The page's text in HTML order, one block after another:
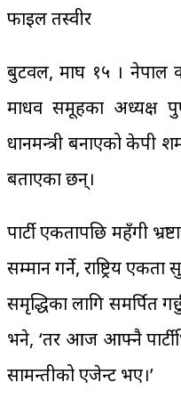
फाइल तस्वीर
बुटवल, माघ १५ । नेपाल
माधव समूहका अध्यक्ष
प्रधानमन्त्री बनाएको
बताएका छन्।
पार्टी एकतापछि महँगी
सम्मान गर्ने, राष्ट्रिय
समृद्धिका लागि समर्पित
भने, ‘तर आज आफ्नै
सामन्तीको एजेन्ट भए।’